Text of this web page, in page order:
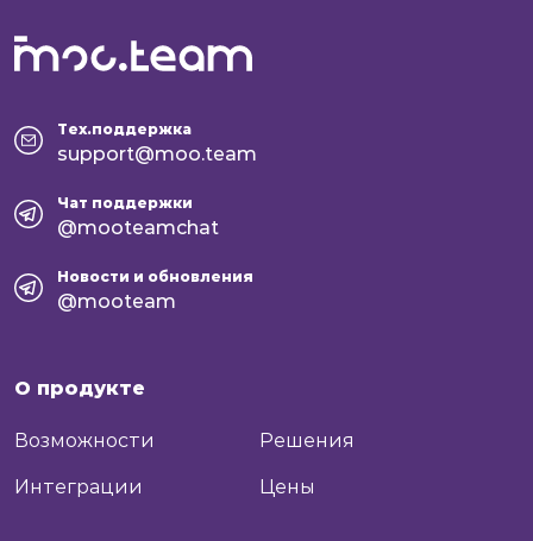
Тех.поддержка
support@moo.team
Чат поддержки
@mooteamchat
Новости и обновления
@mooteam
О продукте
Возможности Решения
Интеграции Цены